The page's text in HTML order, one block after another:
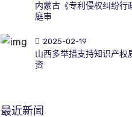
内蒙古《专利侵权纠纷行
庭审
2025-02-19
山西多举措支持知识产权
资
最近新闻